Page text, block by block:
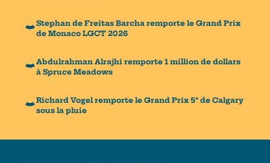
Stephan de Freitas Barcha remporte le Grand Prix
de Monaco LGCT 2026
Abdulrahman Alrajhi remporte 1 million de dollars
à Spruce Meadows
Richard Vogel remporte le Grand Prix 5* de Calgary
sous la pluie